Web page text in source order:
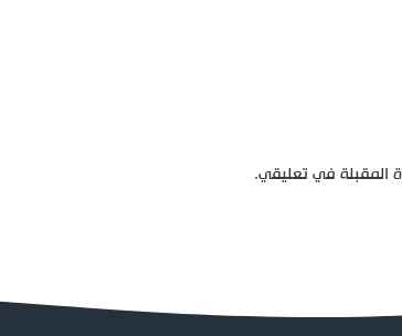
المقبلة في تعليقي.